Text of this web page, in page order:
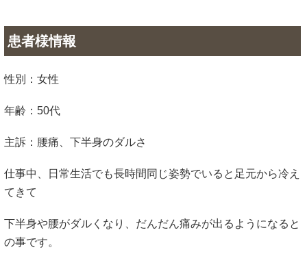
患者様情報
性別：女性
年齢：50代
主訴：腰痛、下半身のダルさ
仕事中、日常生活でも長時間同じ姿勢でいると足元から冷え
てきて
下半身や腰がダルくなり、だんだん痛みが出るようになると
の事です。